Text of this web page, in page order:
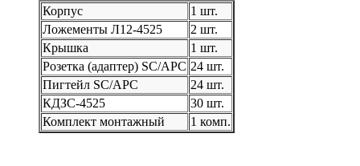
Корпус
1 шт.
Ложементы Л12-4525
2 шт.
Крышка
1 шт.
Розетка (адаптер) SC/APC 24 шт.
Пигтейл SC/APC
24 шт.
КДЗС-4525
30 шт.
Комплект монтажный
1 комп.